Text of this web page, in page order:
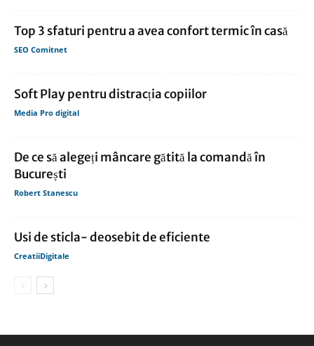
Top 3 sfaturi pentru a avea confort termic în casă
SEO Comitnet
Soft Play pentru distracția copiilor
Media Pro digital
De ce să alegeți mâncare gătită la comandă în
București
Robert Stanescu
Usi de sticla- deosebit de eficiente
CreatiiDigitale